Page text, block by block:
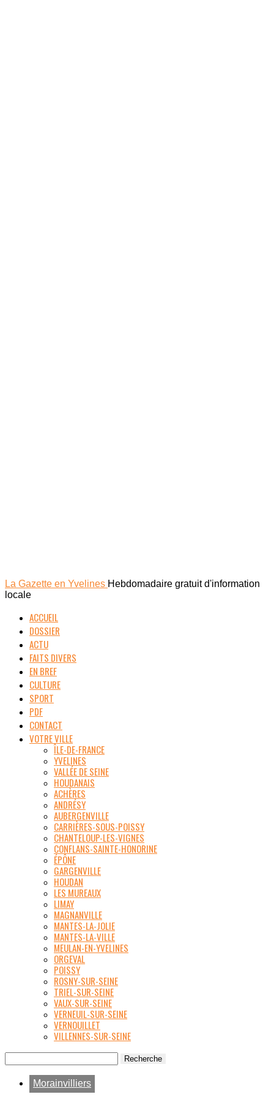
La Gazette en Yvelines Hebdomadaire gratuit d'information
locale
ACCUEIL
DOSSIER
ACTU
FAITS DIVERS
EN BREF
CULTURE
SPORT
PDF
CONTACT
VOTRE VILLE
ÎLE-DE-FRANCE
YVELINES
VALLÉE DE SEINE
HOUDANAIS
ACHÈRES
ANDRÉSY
AUBERGENVILLE
CARRIÈRES-SOUS-POISSY
CHANTELOUP-LES-VIGNES
CONFLANS-SAINTE-HONORINE
ÉPÔNE
GARGENVILLE
HOUDAN
LES MUREAUX
LIMAY
MAGNANVILLE
MANTES-LA-JOLIE
MANTES-LA-VILLE
MEULAN-EN-YVELINES
ORGEVAL
POISSY
ROSNY-SUR-SEINE
TRIEL-SUR-SEINE
VAUX-SUR-SEINE
VERNEUIL-SUR-SEINE
VERNOUILLET
VILLENNES-SUR-SEINE
Morainvilliers